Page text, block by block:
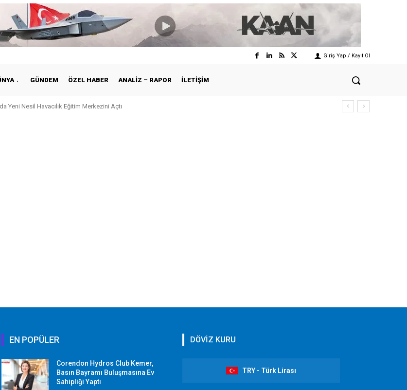
Giriş Yap / Kayıt Ol
GÜNDEM ÖZEL HABER ANALIZ – RAPOR İLETIŞIM
Yeni Nesil Havacılık Eğitim Merkezini Açtı
EN POPÜLER
Corendon Hydros Club Kemer,
Basın Bayramı Buluşmasına Ev
Sahipliği Yaptı
DÖVİZ KURU
TRY - Türk Lirası